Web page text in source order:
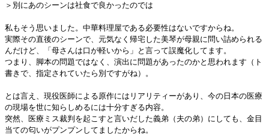
＞別にあのシーンは社食で良かったのでは
私もそう思いました。中華料理屋である必要性はないですからね。
実際その直後のシーンで、元気なく帰宅した美琴が母親に問い詰められる
んだけど、「母さんは口が軽いから」と言って誤魔化してます。
つまり、脚本の問題ではなく、演出に問題があったのかと思われます（ト
書きで、指定されていたら別ですがね）。
とは言え、現役医師による原作にはリアリティーがあり、今の日本の医療
の現場を世に知らしめるには十分すぎる内容。
突然、医療ミス裁判を起こすと言いだした義弟（夫の弟）にしても、金目
当ての匂いがプンプンしてましたからね。